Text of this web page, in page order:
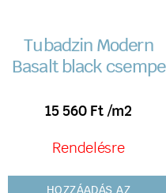
Tubadzin Modern
Basalt black csempe
15 560 Ft /m2
Rendelésre
HOZZÁADÁS AZ